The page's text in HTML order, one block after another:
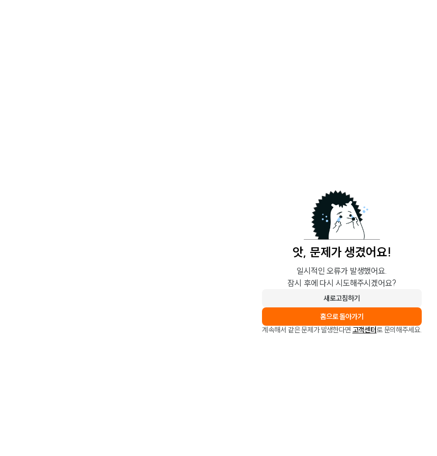
앗, 문제가 생겼어요!
일시적인 오류가 발생했어요.
잠시 후에 다시 시도해주시겠어요?
새로고침하기
홈으로 돌아가기
계속해서 같은 문제가 발생한다면 고객센터로 문의해주세요.